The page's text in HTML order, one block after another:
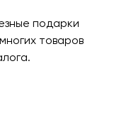
подарки
товаров